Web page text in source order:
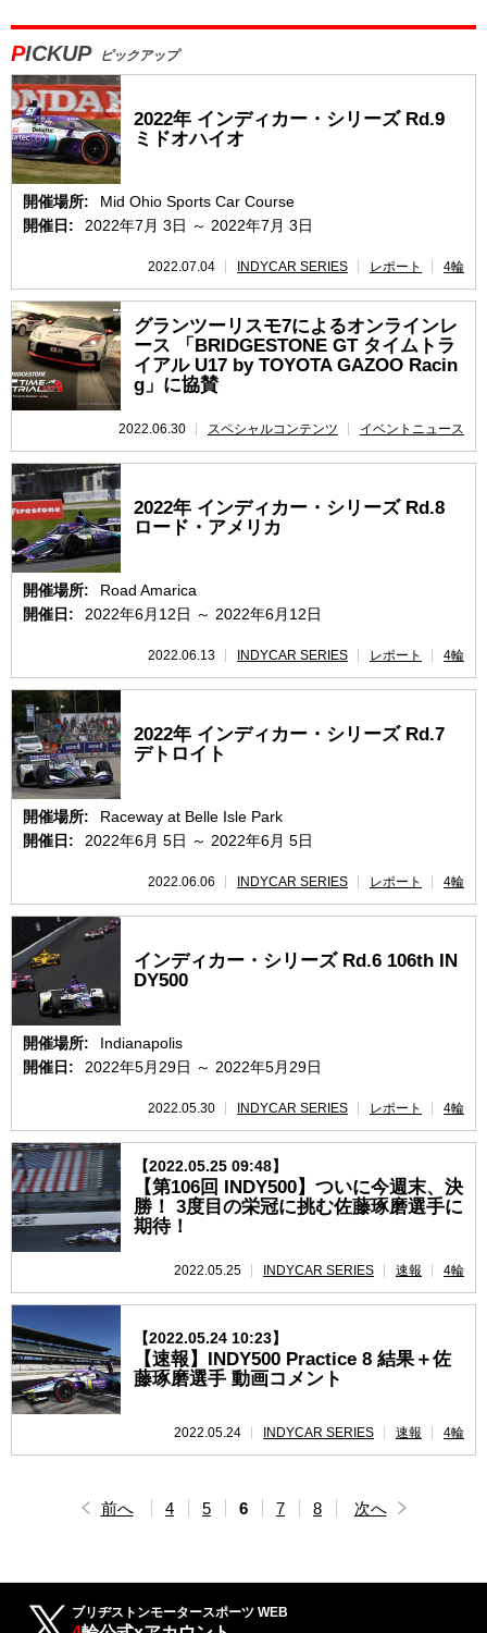
PICKUP ピックアップ
2022年 インディカー・シリーズ Rd.9
ミドオハイオ
開催場所:
Mid Ohio Sports Car Course
開催日:
2022年7月 3日 ～ 2022年7月 3日
2022.07.04 INDYCAR SERIES レポート 4輪
グランツーリスモ7によるオンラインレ
ース 「BRIDGESTONE GT タイムトラ
イアル U17 by TOYOTA GAZOO Racin
g」に協賛
2022.06.30 スペシャルコンテンツ イベントニュース
2022年 インディカー・シリーズ Rd.8
ロード・アメリカ
開催場所:
Road Amarica
開催日:
2022年6月12日 ～ 2022年6月12日
2022.06.13 INDYCAR SERIES レポート 4輪
2022年 インディカー・シリーズ Rd.7
デトロイト
開催場所:
Raceway at Belle Isle Park
開催日:
2022年6月 5日 ～ 2022年6月 5日
2022.06.06 INDYCAR SERIES レポート 4輪
インディカー・シリーズ Rd.6 106th IN
DY500
開催場所:
Indianapolis
開催日:
2022年5月29日 ～ 2022年5月29日
2022.05.30 INDYCAR SERIES レポート 4輪
【2022.05.25 09:48】
【第106回 INDY500】ついに今週末、決
勝！ 3度目の栄冠に挑む佐藤琢磨選手に
期待！
2022.05.25 INDYCAR SERIES 速報 4輪
【2022.05.24 10:23】
【速報】INDY500 Practice 8 結果＋佐
藤琢磨選手 動画コメント
2022.05.24 INDYCAR SERIES 速報 4輪
前へ 4 5 6 7 8 次へ
ブリヂストンモータースポーツ WEB